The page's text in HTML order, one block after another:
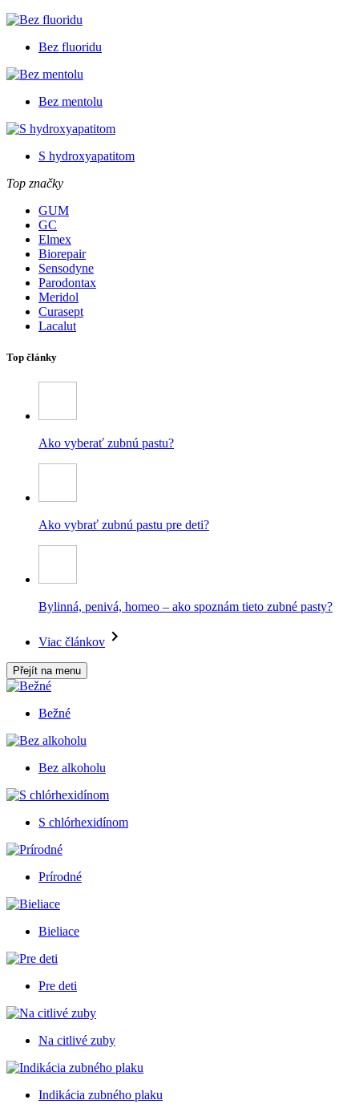
Bez fluoridu
Bez mentolu
S hydroxyapatitom
Top značky
GUM
GC
Elmex
Biorepair
Sensodyne
Parodontax
Meridol
Curasept
Lacalut
Top články
Ako vyberať zubnú pastu?
Ako vybrať zubnú pastu pre deti?
Bylinná, penivá, homeo – ako spoznám tieto zubné pasty?
Viac článkov
Přejít na menu
Bežné
Bez alkoholu
S chlórhexidínom
Prírodné
Bieliace
Pre deti
Na citlivé zuby
Indikácia zubného plaku